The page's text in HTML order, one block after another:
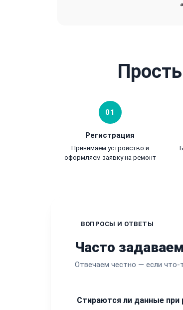
01
Регистрация
Принимаем устройство и
оформляем заявку на ремонт
ВОПРОСЫ И ОТВЕТЫ
Часто
Отвечаем честно — если что-
Стираются ли данные при